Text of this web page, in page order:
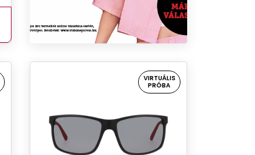
VIRTUÁLIS
PRÓBA